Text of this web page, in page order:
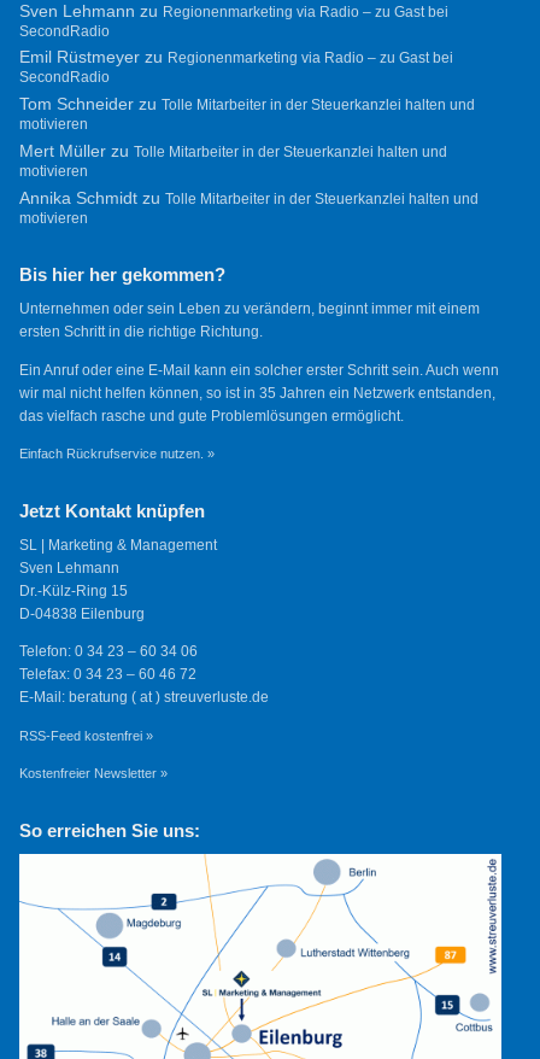
Sven Lehmann zu Regionenmarketing via Radio – zu Gast bei
SecondRadio
Emil Rüstmeyerzu Regionenmarketing via Radio – zu Gast bei
SecondRadio
Tom Schneiderzu Tolle Mitarbeiter in der Steuerkanzlei halten und
motivieren
Mert Müllerzu Tolle Mitarbeiter in der Steuerkanzlei halten und
motivieren
Annika Schmidtzu Tolle Mitarbeiter in der Steuerkanzlei halten und
motivieren
Bis hier her gekommen?
Unternehmen oder sein Leben zu verändern, beginnt immer mit einem
ersten Schritt in die richtige Richtung.
Ein Anruf oder eine E-Mail kann ein solcher erster Schritt sein. Auch wenn
wir mal nicht helfen können, so ist in 35 Jahren ein Netzwerk entstanden,
das vielfach rasche und gute Problemlösungen ermöglicht.
Einfach Rückrufservice nutzen. »
Jetzt Kontakt knüpfen
SL | Marketing & Management
Sven Lehmann
Dr.-Külz-Ring 15
D-04838 Eilenburg
Telefon: 0 34 23 – 60 34 06
Telefax: 0 34 23 – 60 46 72
E-Mail: beratung ( at ) streuverluste.de
RSS-Feed kostenfrei »
Kostenfreier Newsletter »
So erreichen Sie uns: